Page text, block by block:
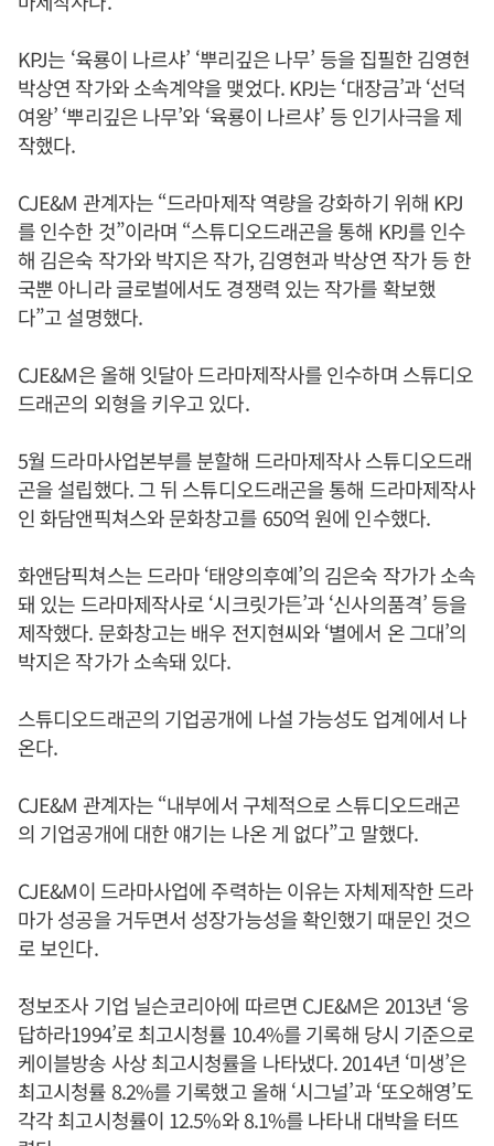
KPJ는 ‘육룡이 나르샤’ ‘뿌리깊은 나무’ 등을 집필한 김영현
박상연 작가와 소속계약을 맺었다. KPJ는 ‘대장금’과 ‘선덕
여왕’ ‘뿌리깊은 나무’와 ‘육룡이 나르샤’ 등 인기사극을 제
작했다.
CJE&M 관계자는 “드라마제작 역량을 강화하기 위해 KPJ
를 인수한 것”이라며 “스튜디오드래곤을 통해 KPJ를 인수
해 김은숙 작가와 박지은 작가, 김영현과 박상연 작가 등 한
국뿐 아니라 글로벌에서도 경쟁력 있는 작가를 확보했
다”고 설명했다.
CJE&M은 올해 잇달아 드라마제작사를 인수하며 스튜디오
드래곤의 외형을 키우고 있다.
5월 드라마사업본부를 분할해 드라마제작사 스튜디오드래
곤을 설립했다. 그 뒤 스튜디오드래곤을 통해 드라마제작사
인 화담앤픽쳐스와 문화창고를 650억 원에 인수했다.
화앤담픽쳐스는 드라마 ‘태양의후예’의 김은숙 작가가 소속
돼 있는 드라마제작사로 ‘시크릿가든’과 ‘신사의품격’ 등을
제작했다. 문화창고는 배우 전지현씨와 ‘별에서 온 그대’의
박지은 작가가 소속돼 있다.
스튜디오드래곤의 기업공개에 나설 가능성도 업계에서 나
온다.
CJE&M 관계자는 “내부에서 구체적으로 스튜디오드래곤
의 기업공개에 대한 얘기는 나온 게 없다”고 말했다.
CJE&M이 드라마사업에 주력하는 이유는 자체제작한 드라
마가 성공을 거두면서 성장가능성을 확인했기 때문인 것으
로 보인다.
정보조사 기업 닐슨코리아에 따르면 CJE&M은 2013년 ‘응
답하라1994’로 최고시청률 10.4%를 기록해 당시 기준으로
케이블방송 사상 최고시청률을 나타냈다. 2014년 ‘미생’은
최고시청률 8.2%를 기록했고 올해 ‘시그널’과 ‘또오해영’도
각각 최고시청률이 12.5%와 8.1%를 나타내 대박을 터뜨